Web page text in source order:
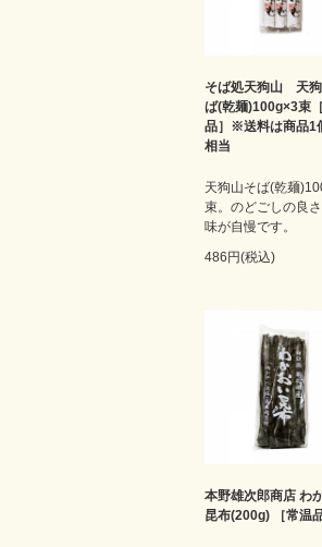
そば処天狗山 天
ば(乾麺)100g×3束
品］※送料は商品1
相当
天狗山そば(乾麺
束。のどごしの良
味が自慢です。
486円(税込)
本野雄次郎商店 わ
昆布(200g) ［常温